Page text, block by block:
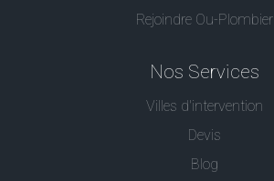
Rejoindre Ou-Plombier
Nos Services
Villes d'intervention
Devis
Blog